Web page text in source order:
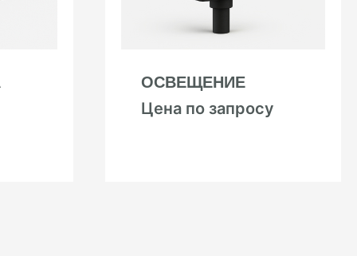
ОСВЕЩЕНИЕ
Цена по запросу